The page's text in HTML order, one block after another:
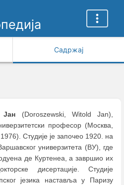
Садржај
(Doroszewski, Witold Jan),
професор (Москва,
Студије је започео 1920. на
универзитета (ВУ), где
де Куртенеа, а завршио их
дисертације. Студије
језика наставља у Паризу